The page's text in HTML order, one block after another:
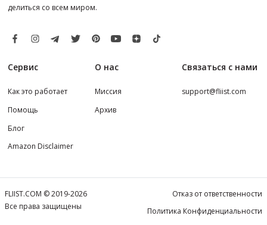
делиться со всем миром.
Сервис
Как это работает
Помощь
Блог
Amazon Disclaimer
О нас
Миссия
Архив
Связаться с нами
support@fliist.com
FLIIST.COM © 2019-2026
Все права защищены
Отказ от ответственности
Политика Конфиденциальности